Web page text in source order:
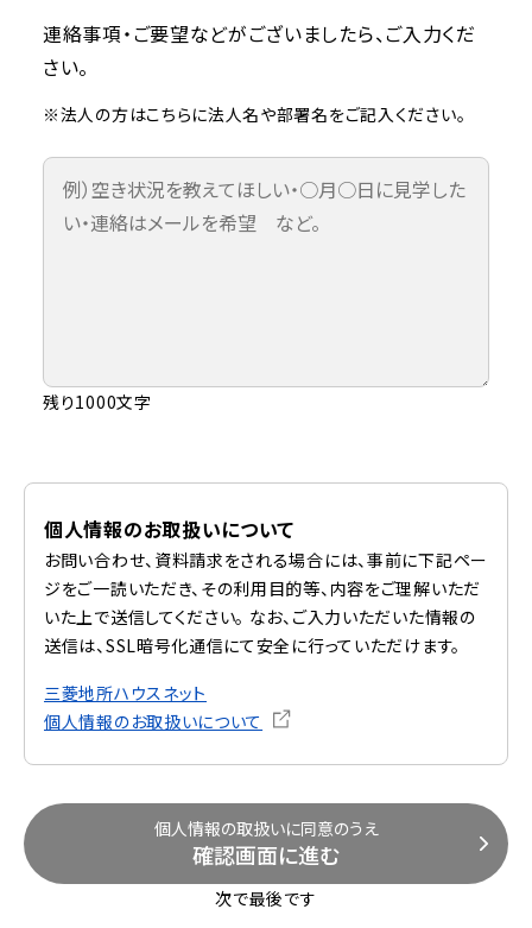
連絡事項・ご要望などがございましたら、ご入力くだ
さい。
※法人の方はこちらに法人名や部署名をご記入ください。
残り1000文字
個人情報のお取扱いについて
お問い合わせ、資料請求をされる場合には、事前に下記ペー
ジをご一読いただき、その利用目的等、内容をご理解いただ
いた上で送信してください。 なお、ご入力いただいた情報の
送信は、SSL暗号化通信にて安全に行っていただけます。
三菱地所ハウスネット
個人情報のお取扱いについて
個人情報の取扱いに同意のうえ
確認画面に進む
次で最後です